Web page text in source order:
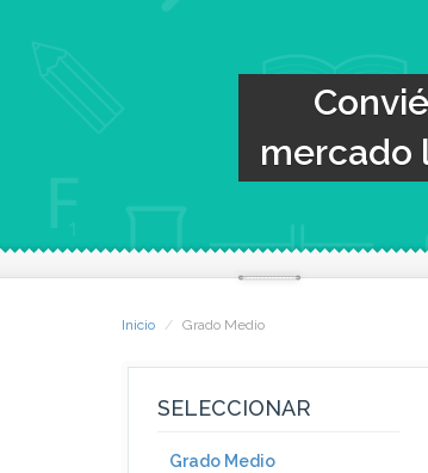
mercado
Inicio Grado Medio
SELECCIONAR
Grado Medio